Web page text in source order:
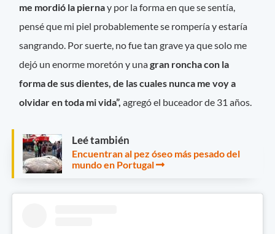
me mordió la piernay por la forma en que se sentía,
pensé que mi piel probablemente se rompería y estaría
sangrando. Por suerte, no fue tan grave ya que solo me
dejó un enorme moretón y unagran roncha con la
forma de sus dientes, de las cuales nunca me voy a
olvidar en toda mi vida”,agregó el buceador de 31 años.
Leé también
Encuentran al pez óseo más pesado del
mundo en Portugal